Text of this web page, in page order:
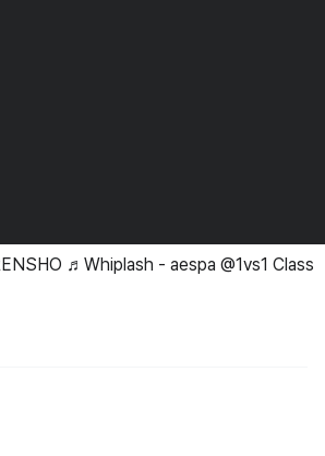
♬Whiplash - aespa @1vs1 Class